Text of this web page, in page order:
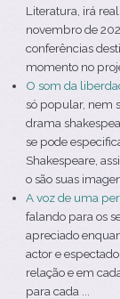
Literatura, irá
novembro de
conferências
momento no
O som da
só popular, nem
drama
se pode
Shakespeare,
o são suas
A voz de uma
falando para os
apreciado
actor e
relação e em
para cada ...